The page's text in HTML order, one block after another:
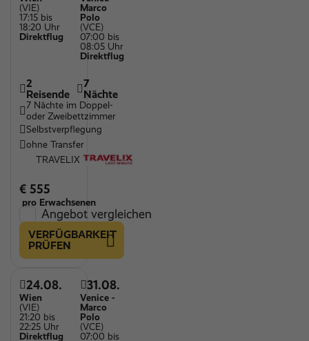
(VIE)
17:15 bis
18:20 Uhr
Direktflug
Marco
Polo
(VCE)
07:00 bis
08:05 Uhr
Direktflug
2
Reisende
7
Nächte
7 Nächte im Doppel-
oder Zweibettzimmer
Selbstverpflegung
ohne Transfer
TRAVELIX
€ 555
pro Erwachsenen
Angebot vergleichen
VERFÜGBARKEIT
PRÜFEN
24.08.
Wien
(VIE)
21:20 bis
22:25 Uhr
Direktflug
31.08.
Venice -
Marco
Polo
(VCE)
07:00 bis